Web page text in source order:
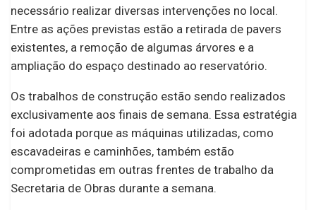
necessário realizar diversas intervenções no local.
Entre as ações previstas estão a retirada de pavers
existentes, a remoção de algumas árvores e a
ampliação do espaço destinado ao reservatório.
Os trabalhos de construção estão sendo realizados
exclusivamente aos finais de semana. Essa estratégia
foi adotada porque as máquinas utilizadas, como
escavadeiras e caminhões, também estão
comprometidas em outras frentes de trabalho da
Secretaria de Obras durante a semana.